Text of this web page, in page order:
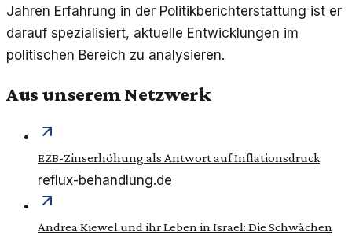
Jahren Erfahrung in der Politikberichterstattung ist er
darauf spezialisiert, aktuelle Entwicklungen im
politischen Bereich zu analysieren.
Aus unserem Netzwerk
EZB-Zinserhöhung als Antwort auf Inflationsdruck
reflux-behandlung.de
Andrea Kiewel und ihr Leben in Israel: Die Schwächen